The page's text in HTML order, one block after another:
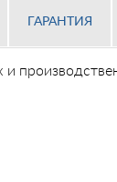
ГАРАНТИЯ